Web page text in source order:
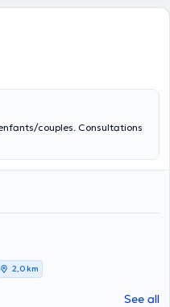
couples. Consultations
2,0 km
See all